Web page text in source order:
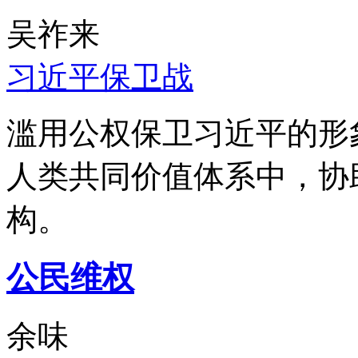
吴祚来
习近平保卫战
滥用公权保卫习近平的
人类共同价值体系中，
构。
公民维权
余味